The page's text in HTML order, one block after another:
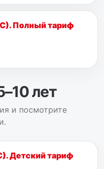
Полный тариф
лет
и посмотрите
Детский тариф